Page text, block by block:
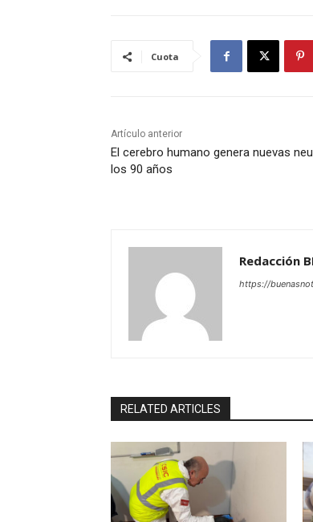
Cuota
Artículo anterior
El cerebro humano genera nuevas
los 90 años
Redacción
https://
RELATED ARTICLES